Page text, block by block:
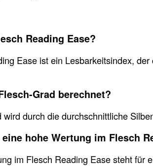
Reading Ease?
Ease ist ein Lesbarkeitsindex,
Grad berechnet?
wird durch die durchschnittliche
hohe Wertung im Flesch
im Flesch Reading Ease steht für